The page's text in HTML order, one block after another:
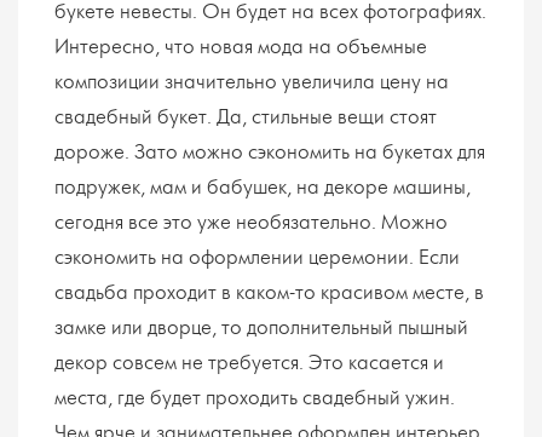
букете невесты. Он будет на всех фотографиях.
Интересно, что новая мода на объемные
композиции значительно увеличила цену на
свадебный букет. Да, стильные вещи стоят
дороже. Зато можно сэкономить на букетах для
подружек, мам и бабушек, на декоре машины,
сегодня все это уже необязательно. Можно
сэкономить на оформлении церемонии. Если
свадьба проходит в каком-то красивом месте, в
замке или дворце, то дополнительный пышный
декор совсем не требуется. Это касается и
места, где будет проходить свадебный ужин.